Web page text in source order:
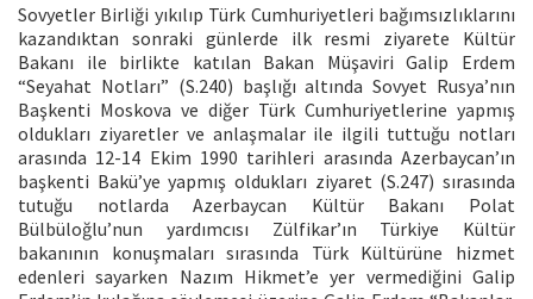
Sovyetler Birliği yıkılıp Türk Cumhuriyetleri bağımsızlıklarını
kazandıktan sonraki günlerde ilk resmi ziyarete Kültür
Bakanı ile birlikte katılan Bakan Müşaviri Galip Erdem
“Seyahat Notları” (S.240) başlığı altında Sovyet Rusya’nın
Başkenti Moskova ve diğer Türk Cumhuriyetlerine yapmış
oldukları ziyaretler ve anlaşmalar ile ilgili tuttuğu notları
arasında 12-14 Ekim 1990 tarihleri arasında Azerbaycan’ın
başkenti Bakü’ye yapmış oldukları ziyaret (S.247) sırasında
tutuğu notlarda Azerbaycan Kültür Bakanı Polat
Bülbüloğlu’nun yardımcısı Zülfikar’ın Türkiye Kültür
bakanının konuşmaları sırasında Türk Kültürüne hizmet
edenleri sayarken Nazım Hikmet’e yer vermediğini Galip